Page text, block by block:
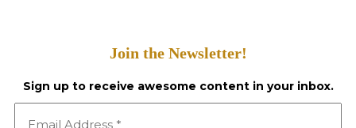
Join the Newsletter!
Sign up to receive awesome content in your inbox.